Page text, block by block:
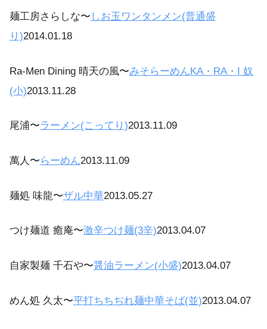
麺工房さらしな〜 しお玉ワンタンメン(普通盛
り)2014.01.18
Ra-Men Dining 晴天の風〜みそらーめんKA・RA・I 奴
(小)2013.11.28
尾浦〜ラーメン(こってり)2013.11.09
萬人〜 らーめん2013.11.09
麺処 味龍〜ザル中華2013.05.27
つけ麺道 癒庵〜激辛つけ麺(3辛)2013.04.07
自家製麺 千石や〜醤油ラーメン(小盛)2013.04.07
めん処 久太〜平打ちちぢれ麺中華そば(並)2013.04.07